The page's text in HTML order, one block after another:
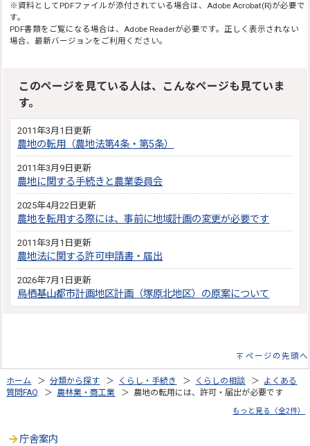
※資料としてPDFファイルが添付されている場合は、Adobe Acrobat(R)が必要で
す。
PDF書類をご覧になる場合は、Adobe Readerが必要です。正しく表示されない
場合、最新バージョンをご利用ください。
このページを見ている人は、こんなページも見ていま
す。
2011年3月1日更新
農地の転用（農地法第4条・第5条）
2011年3月9日更新
農地に関する手続きと農業委員会
2025年4月22日更新
農地を転用する際には、事前に地域計画の変更が必要です
2011年3月1日更新
農地法に関する許可申請書・届出
2026年7月1日更新
鳥栖基山都市計画地区計画（塚原北地区）の原案について
ページの先頭へ
ホーム ＞分類から探す ＞ くらし・手続き ＞ くらしの相談 ＞ よくある
質問FAQ
＞ 農林業・商工業 ＞ 農地の転用には、許可・届出が必要です
もっと見る（全2件）
庁舎案内